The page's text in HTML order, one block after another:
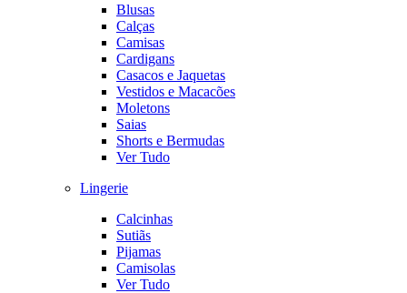
Blusas
Calças
Camisas
Cardigans
Casacos e Jaquetas
Vestidos e Macacões
Moletons
Saias
Shorts e Bermudas
Ver Tudo
Lingerie
Calcinhas
Sutiãs
Pijamas
Camisolas
Ver Tudo